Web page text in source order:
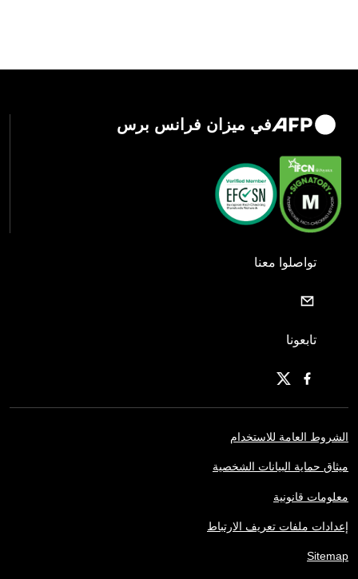
في ميزان فرانس برس
تواصلوا معنا
تابعونا
الشروط العامة للاستخدام
ميثاق حماية البيانات الشخصية
معلومات قانونية
إعدادات ملفات تعريف الارتباط
Sitemap